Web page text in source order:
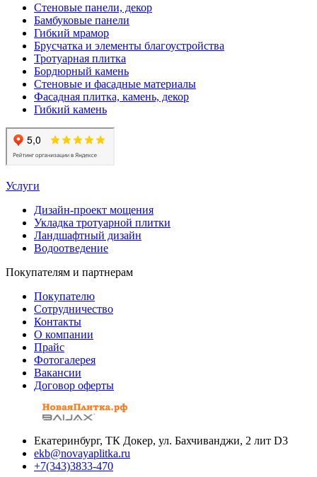
Стеновые панели, декор
Бамбуковые панели
Гибкий мрамор
Брусчатка и элементы благоустройства
Тротуарная плитка
Бордюрный камень
Стеновые и фасадные материалы
Фасадная плитка, камень, декор
Гибкий камень
Услуги
Дизайн-проект мощения
Укладка тротуарной плитки
Ландшафтный дизайн
Водоотведение
Покупателям и партнерам
Покупателю
Сотрудничество
Контакты
О компании
Прайс
Фотогалерея
Вакансии
Договор оферты
Екатеринбург, ТК Докер, ул. Бахчиванджи, 2 лит D3
ekb@novayaplitka.ru
+7(343)3833-470